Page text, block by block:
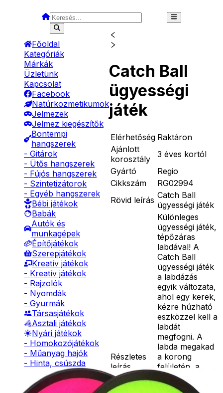
Főoldal
Kategóriák
Márkák
Üzletünk
Kapcsolat
Facebook
Natúrkozmetikumok
Jelmezek
Jelmez kiegészítők
Bontempi
hangszerek
- Gitárok
- Ütős hangszerek
- Fújós hangszerek
- Szintetizátorok
- Egyéb hangszerek
Bébi játékok
Babák
Autók és
munkagépek
Építőjátékok
Szerepjátékok
Kreatív játékok
- Kreatív játékok
- Rajzolók
- Nyomdák
- Gyurmák
Társasjátékok
Asztali játékok
Nyári játékok
- Homokozójátékok
- Műanyag hajók
- Hinta, csúszda
- Ütők, dobálók
- Strandcikkek
Catch Ball
ügyességi
játék
Elérhetőség Raktáron
Ajánlott
korosztály
3 éves kortól
Gyártó
Regio
Cikkszám
RG02994
Rövid leírás Catch Ball
ügyességi játék
Részletes
leírás
Különleges
ügyességi játék,
tépőzáras
labdával! A
Catch Ball
ügyességi játék
a labdázás
egyik változata,
ahol egy kerek,
kézre húzható
eszközzel kell a
labdát
megfogni. A
labda megakad
a korong
felületén, a
Catch Ball
ügyességi játék